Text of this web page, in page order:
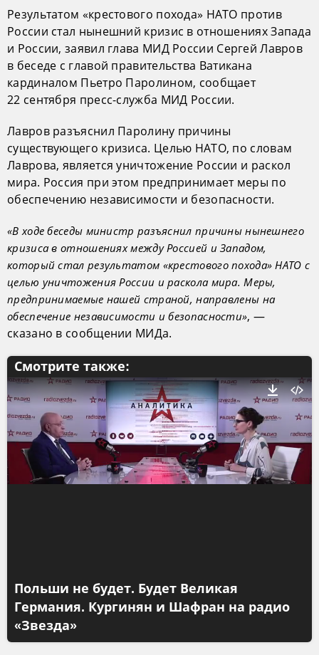
Результатом «крестового похода» НАТО против
России стал нынешний кризис в отношениях Запада
и России, заявил глава МИД России Сергей Лавров
в беседе с главой правительства Ватикана
кардиналом Пьетро Паролином, сообщает
22 сентября пресс-служба МИД России.
Лавров разъяснил Паролину причины
существующего кризиса. Целью НАТО, по словам
Лаврова, является уничтожение России и раскол
мира. Россия при этом предпринимает меры по
обеспечению независимости и безопасности.
«В ходе беседы министр разъяснил причины нынешнего
кризиса в отношениях между Россией и Западом,
который стал результатом «крестового похода» НАТО с
целью уничтожения России и раскола мира. Меры,
предпринимаемые нашей страной, направлены на
обеспечение независимости и безопасности», —
сказано в сообщении МИДа.
Смотрите также:
Польши не будет. Будет Великая
Германия. Кургинян и Шафран на радио
«Звезда»